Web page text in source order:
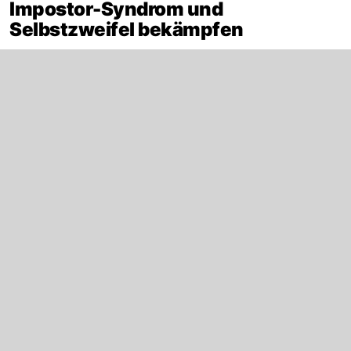
Impostor-Syndrom und
Selbstzweifel bekämpfen